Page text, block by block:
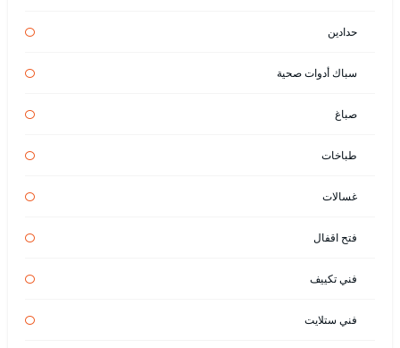
حدادين
سباك أدوات صحية
صباغ
طباخات
غسالات
فتح اقفال
فني تكييف
فني ستلايت